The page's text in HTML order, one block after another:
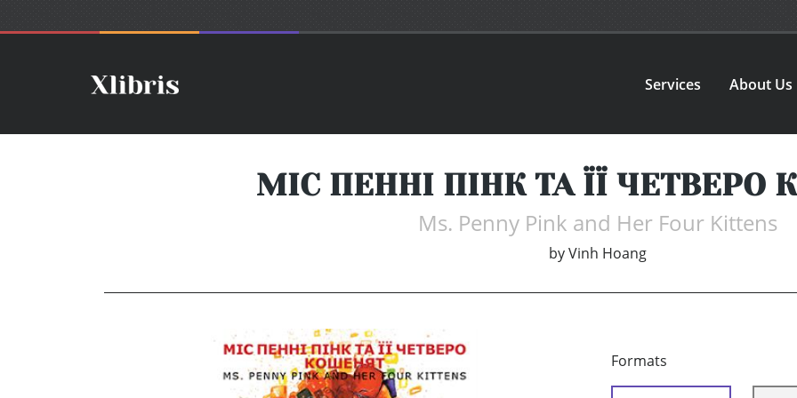
Services About Us
МІС ПЕННІ ПІНК ТА ЇЇ ЧЕТВЕРО
Ms. Penny Pink and Her Four Kittens
byVinh Hoang
Formats